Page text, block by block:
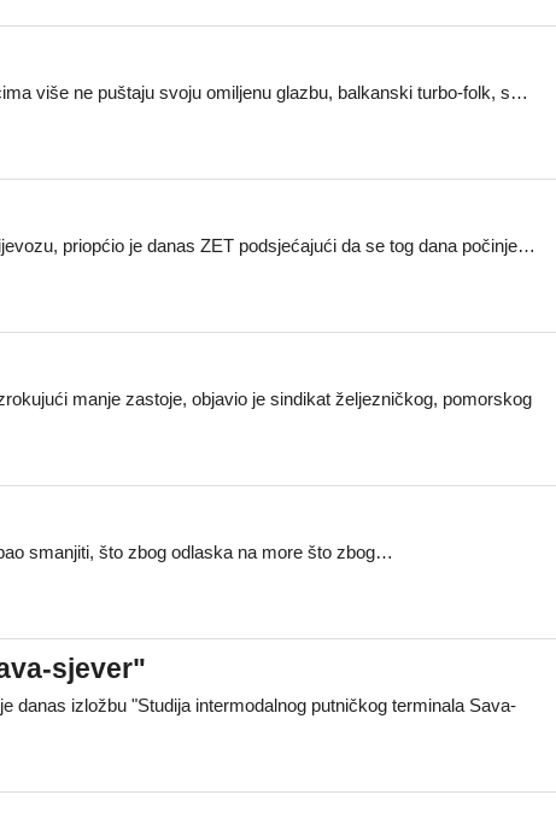
više ne puštaju svoju omiljenu glazbu, balkanski turbo-folk, s…
priopćio je danas ZET podsjećajući da se tog dana počinje…
manje zastoje, objavio je sindikat željezničkog, pomorskog
smanjiti, što zbog odlaska na more što zbog…
sjever"
danas izložbu "Studija intermodalnog putničkog terminala Sava-